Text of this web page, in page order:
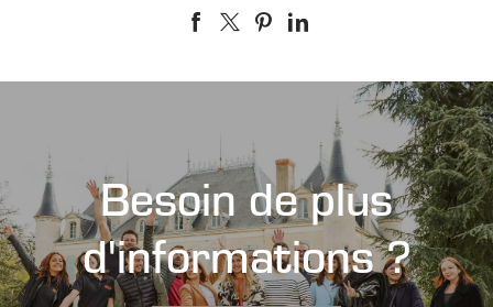
Besoin de plus
d'informations ?